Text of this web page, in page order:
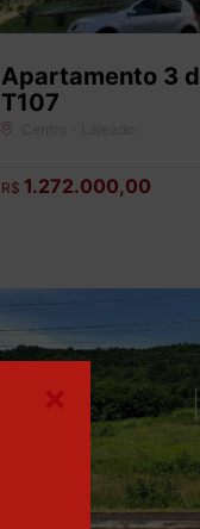
Apartamento 3
T107
R$ 1.272.000,00